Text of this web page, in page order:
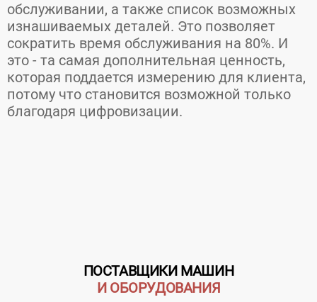
обслуживании, а также список возможных
изнашиваемых деталей. Это позволяет
сократить время обслуживания на 80%. И
это - та самая дополнительная ценность,
которая поддается измерению для клиента,
потому что становится возможной только
благодаря цифровизации.
ПОСТАВЩИКИ МАШИН
И ОБОРУДОВАНИЯ